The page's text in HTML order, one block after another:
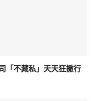
「不藏私」天天狂撒行